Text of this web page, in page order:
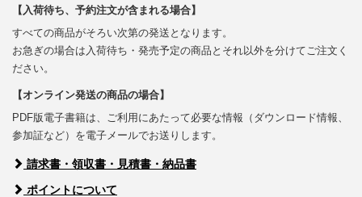
【入荷待ち、予約注文が含まれる場合】
すべての商品がそろい次第の発送となります。
お急ぎの場合は入荷待ち・発売予定の商品とそれ以外を分けてご注文く
ださい。
【オンライン発送の商品の場合】
PDF版電子書籍は、ご利用にあたって必要な情報（ダウンロード情報、
参加証など）を電子メールでお送りします。
請求書・領収書・見積書・納品書
ポイントについて